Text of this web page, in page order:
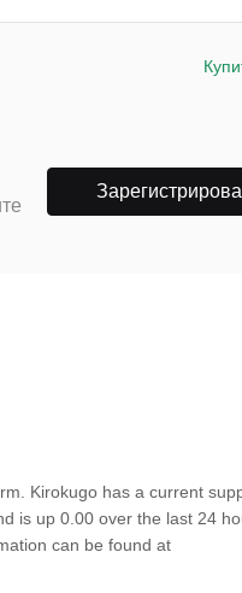
Kirokugo has a current
is up 0.00 over the last 24
can be found at